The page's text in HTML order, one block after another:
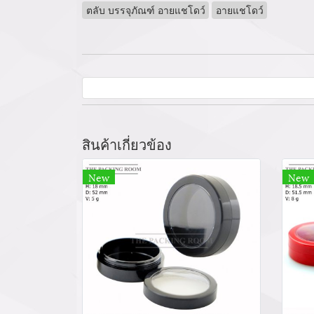
ตลับ บรรจุภัณฑ์ อายแชโดว์ อายแชโดว์
สินค้าเกี่ยวข้อง
New New